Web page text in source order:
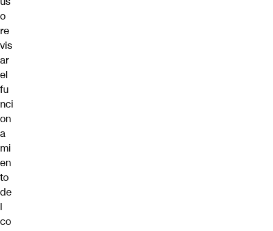
o
re
vis
ar
el
fu
nci
on
a
mi
en
to
de
l
co